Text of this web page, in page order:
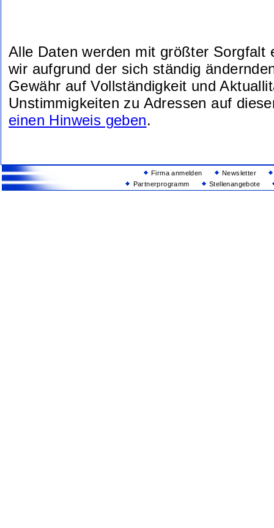
Alle Daten werden mit größter Sorgfalt
wir aufgrund der sich ständig
Gewähr auf Vollständigkeit und
Unstimmigkeiten zu Adressen auf
einen Hinweis geben.
Firma anmelden
Newsletter
Partnerprogramm
Stellenangebote